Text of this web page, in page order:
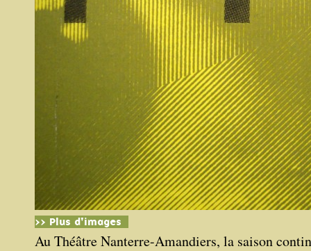
>> Plus d'images
Au Théâtre Nanterre-Amandiers, la saison